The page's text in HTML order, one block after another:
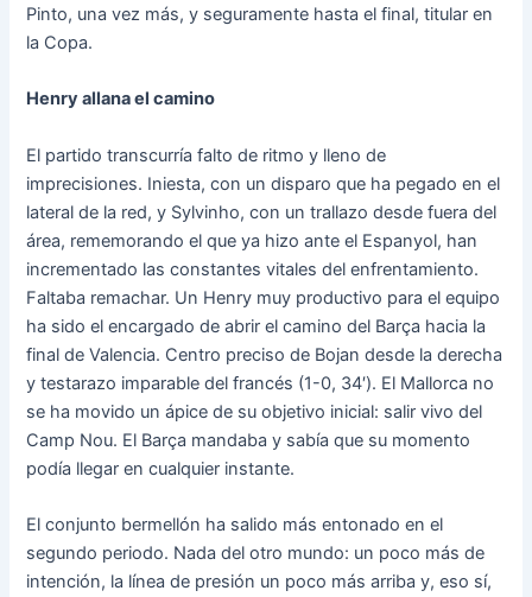
Pinto, una vez más, y seguramente hasta el final, titular en
la Copa.
Henry allana el camino
El partido transcurría falto de ritmo y lleno de
imprecisiones. Iniesta, con un disparo que ha pegado en el
lateral de la red, y Sylvinho, con un trallazo desde fuera del
área, rememorando el que ya hizo ante el Espanyol, han
incrementado las constantes vitales del enfrentamiento.
Faltaba remachar. Un Henry muy productivo para el equipo
ha sido el encargado de abrir el camino del Barça hacia la
final de Valencia. Centro preciso de Bojan desde la derecha
y testarazo imparable del francés (1-0, 34′). El Mallorca no
se ha movido un ápice de su objetivo inicial: salir vivo del
Camp Nou. El Barça mandaba y sabía que su momento
podía llegar en cualquier instante.
El conjunto bermellón ha salido más entonado en el
segundo periodo. Nada del otro mundo: un poco más de
intención, la línea de presión un poco más arriba y, eso sí,